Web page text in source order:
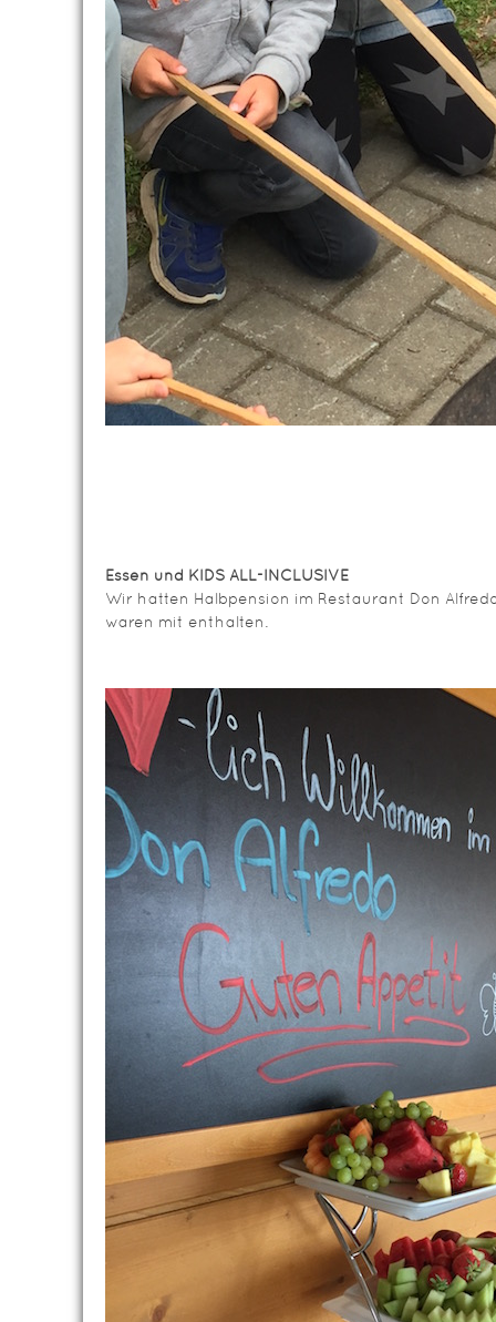
Essen und KIDS ALL-INCLUSIVE
Wir hatten Halbpension im Restaurant Don
waren mit enthalten.